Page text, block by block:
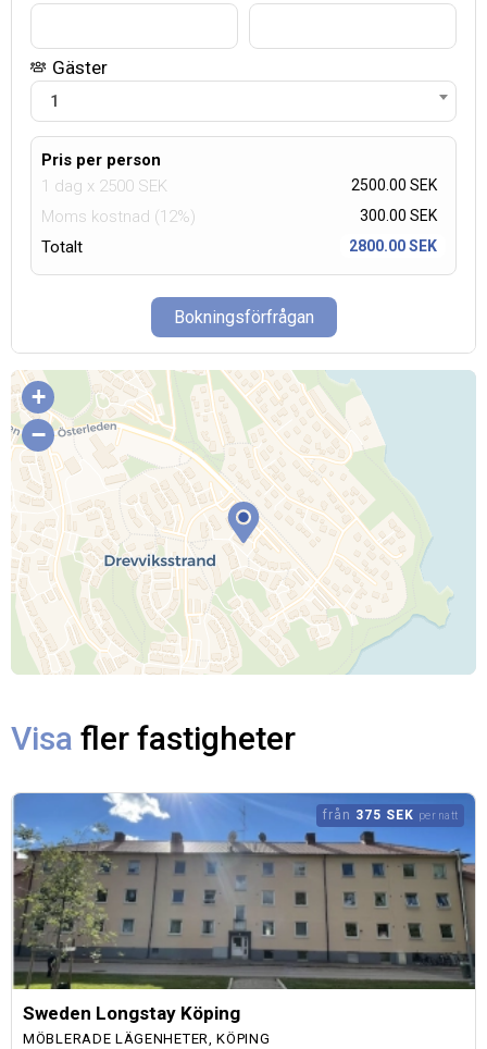
Gäster
1
Pris per person
1 dag x 2500 SEK 2500.00 SEK
Moms kostnad (12%) 300.00 SEK
Totalt 2800.00 SEK
Bokningsförfrågan
+
−
Visa fler fastigheter
från 375 SEK per natt
Sweden Longstay Köping
MÖBLERADE LÄGENHETER, KÖPING